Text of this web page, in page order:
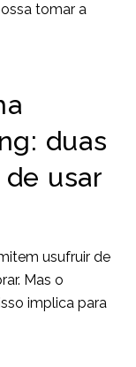
tomar a
duas
usar
usufruir de
Mas o
implica para